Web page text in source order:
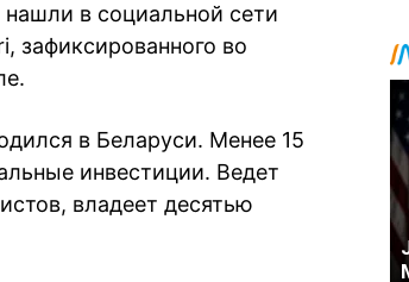
в социальной сети
зафиксированного во
в Беларуси. Менее 15
инвестиции. Ведет
владеет десятью